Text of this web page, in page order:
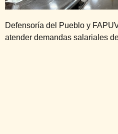
Defensoría del Pueblo y
atender demandas salariales